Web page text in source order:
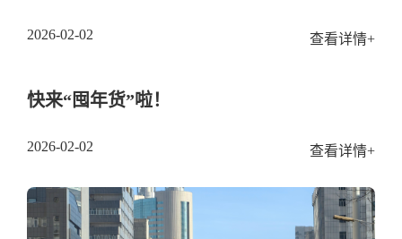
2026-02-02 查看详情+
快来“囤年货”啦！
2026-02-02 查看详情+